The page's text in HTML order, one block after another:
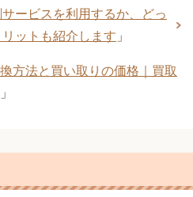
ービスを利用するか、どっ
ットも紹介します 」
方法と買い取りの価格｜買取
」